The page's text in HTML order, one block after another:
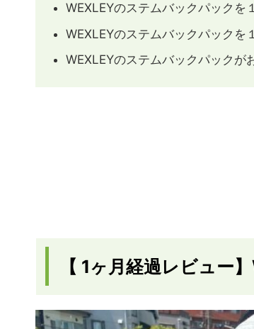
WEXLEYのステムバックパックを
WEXLEYのステムバックパックを
WEXLEYのステムバックパックが
【 1ヶ月経過レビュー